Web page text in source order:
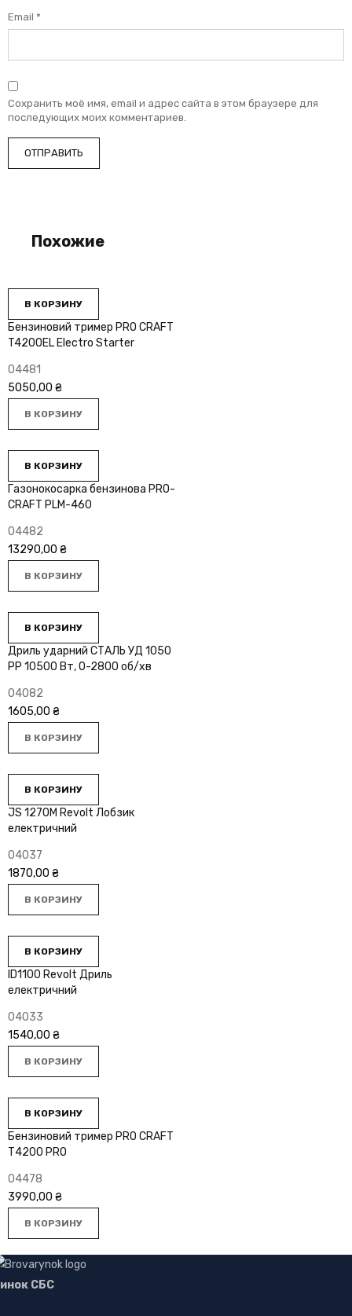
Email *
Сохранить моё имя, email и адрес сайта в этом браузере для
последующих моих комментариев.
Похожие
В КОРЗИНУ
Бензиновий тример PRO СRAFT
T4200EL Electro Starter
04481
5050,00 ₴
В КОРЗИНУ
В КОРЗИНУ
Газонокосарка бензинова PRO-
CRAFT PLM-460
04482
13290,00 ₴
В КОРЗИНУ
В КОРЗИНУ
Дриль ударний СТАЛЬ УД 1050
РР 10500 Вт, 0-2800 об/хв
04082
1605,00 ₴
В КОРЗИНУ
В КОРЗИНУ
JS 1270M Revolt Лобзик
електричний
04037
1870,00 ₴
В КОРЗИНУ
В КОРЗИНУ
ID1100 Revolt Дриль
електричний
04033
1540,00 ₴
В КОРЗИНУ
В КОРЗИНУ
Бензиновий тример PRO СRAFT
Т4200 PRO
04478
3990,00 ₴
В КОРЗИНУ
СБС